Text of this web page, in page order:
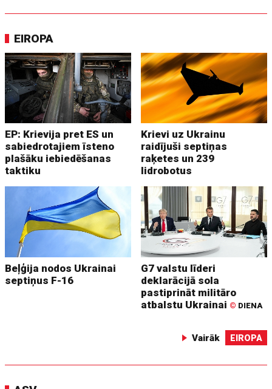
EIROPA
EP: Krievija pret ES un
sabiedrotajiem īsteno
plašāku iebiedēšanas
taktiku
Krievi uz Ukrainu
raidījuši septiņas
raķetes un 239
lidrobotus
Beļģija nodos Ukrainai
septiņus F-16
G7 valstu līderi
deklarācijā sola
pastiprināt militāro
atbalstu Ukrainai © DIENA
Vairāk EIROPA